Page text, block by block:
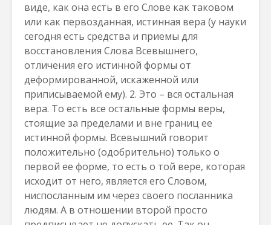
виде, как она есть в его Слове как таковом
или как первозданная, истинная вера (у науки
сегодня есть средства и приемы для
восстановления Слова Всевышнего,
отличения его истинной формы от
деформированной, искаженной или
приписываемой ему). 2. Это – вся остальная
вера. То есть все остальные формы веры,
стоящие за пределами и вне границ ее
истинной формы. Всевышний говорит
положительно (одобрительно) только о
первой ее форме, то есть о той вере, которая
исходит от него, является его Словом,
ниспосланным им через своего посланника
людям. А в отношении второй просто